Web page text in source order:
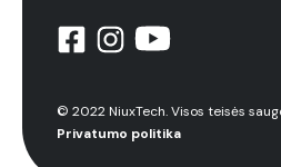
© 2022 NiuxTech. Visos teisės
Privatumo politika